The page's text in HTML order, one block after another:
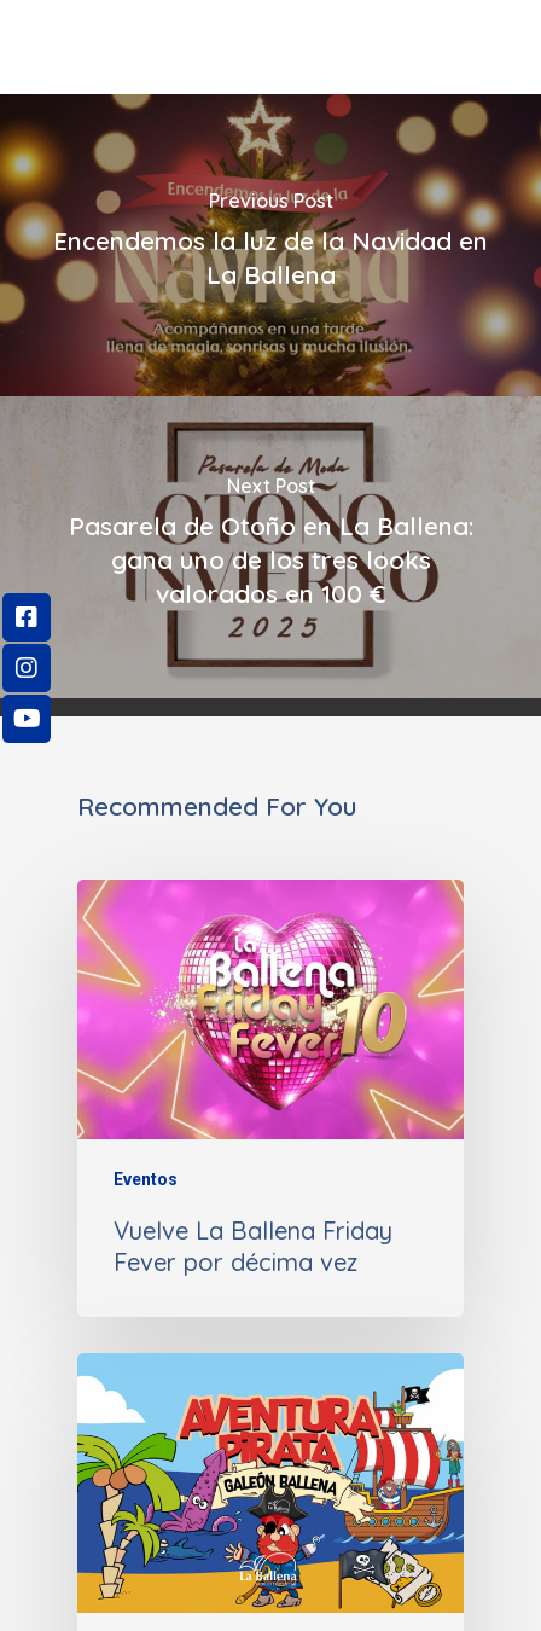
Previous Post
Encendemos la luz de la Navidad en
La Ballena
Next Post
Pasarela de Otoño en La Ballena:
gana uno de los tres looks
valorados en 100 €
Recommended For You
Eventos
Vuelve La Ballena Friday
Fever por décima vez